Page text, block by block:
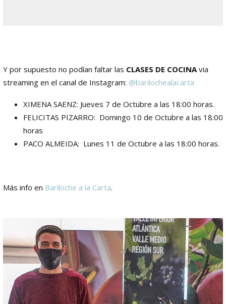
Y por supuesto no podían faltar las CLASES DE COCINA via
streaming en el canal de Instagram: @barilochealacarta
XIMENA SAENZ: Jueves 7 de Octubre a las 18:00 horas.
FELICITAS PIZARRO: Domingo 10 de Octubre a las 18:00
horas
PACO ALMEIDA: Lunes 11 de Octubre a las 18:00 horas.
Más info en Bariloche a la Carta.